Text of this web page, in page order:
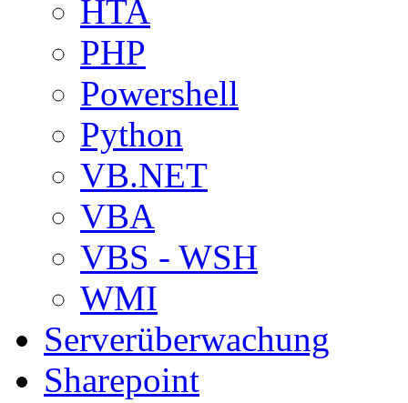
HTA
PHP
Powershell
Python
VB.NET
VBA
VBS - WSH
WMI
Serverüberwachung
Sharepoint